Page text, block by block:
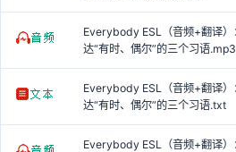
Everybody ESL（音频+翻译
达“有时、偶尔”的三个习语.mp3
Everybody ESL（音频+翻译
达“有时、偶尔”的三个习语.txt
Everybody ESL（音频+翻译